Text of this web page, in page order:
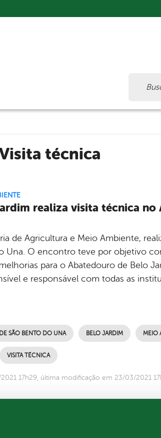
técnica
realiza visita técnica
de Agricultura e Meio Ambiente,
Una. O encontro teve por objetivo
para o Abatedouro de Belo
e responsável com todas as
SÃO BENTO DO UNA BELO JARDIM MEIO
VISITA TÉCNICA
17h29, última modificação em 23/03/2021